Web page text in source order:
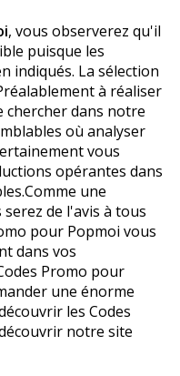
, vous observerez qu'il
puisque les
indiqués. La sélection
à réaliser
chercher dans notre
où analyser
vous
opérantes dans
une
de l'avis à tous
pour Popmoi vous
dans vos
Promo pour
une énorme
les Codes
notre site